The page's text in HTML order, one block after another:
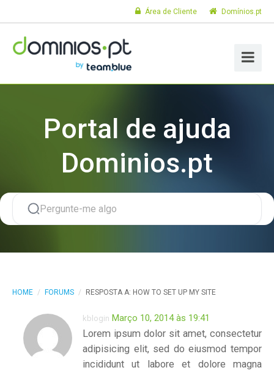
Domínios.pt
Área de Cliente
Portal de ajuda
Dominios.pt
HOME / FORUMS / RESPOSTA A: HOW TO SET UP MY SITE
kblogin Março 10, 2014 às 19:41
Lorem ipsum dolor sit amet, consectetur
adipisicing elit, sed do eiusmod tempor
incididunt ut labore et dolore magna